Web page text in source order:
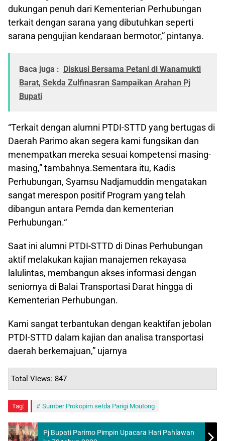
dukungan penuh dari Kementerian Perhubungan
terkait dengan sarana yang dibutuhkan seperti
sarana pengujian kendaraan bermotor,” pintanya.
Baca juga :
Diskusi Bersama Petani di Wanamukti
Barat, Sekda Zulfinasran Sampaikan Arahan Pj
Bupati
“Terkait dengan alumni PTDI-STTD yang bertugas di
Daerah Parimo akan segera kami fungsikan dan
menempatkan mereka sesuai kompetensi masing-
masing,” tambahnya.Sementara itu, Kadis
Perhubungan, Syamsu Nadjamuddin mengatakan
sangat merespon positif Program yang telah
dibangun antara Pemda dan kementerian
Perhubungan.“
Saat ini alumni PTDI-STTD di Dinas Perhubungan
aktif melakukan kajian manajemen rekayasa
lalulintas, membangun akses informasi dengan
seniornya di Balai Transportasi Darat hingga di
Kementerian Perhubungan.
Kami sangat terbantukan dengan keaktifan jebolan
PTDI-STTD dalam kajian dan analisa transportasi
daerah berkemajuan,” ujarnya
Total Views: 847
Tag: Sumber Prokopim setda Parigi Moutong
Pj Bupati Parimo Pimpin Upacara Hari Pahlawan